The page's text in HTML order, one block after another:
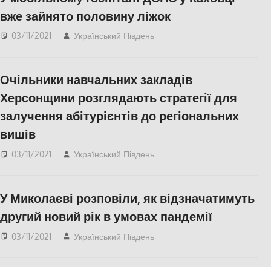
вже зайнято половину ліжок
03/11/2021 Український Південь
Очільники навчальних закладів
Херсонщини розглядають стратегії для
залучення абітурієнтів до регіональних
вишів
03/11/2021 Український Південь
У Миколаєві розповіли, як відзначатимуть
другий новий рік в умовах пандемії
03/11/2021 Український Південь